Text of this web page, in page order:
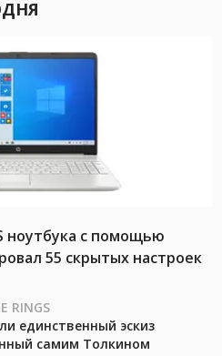
ноутбука с помощью
55 скрытых настроек
RINGS
единственный эскиз
самим Толкином